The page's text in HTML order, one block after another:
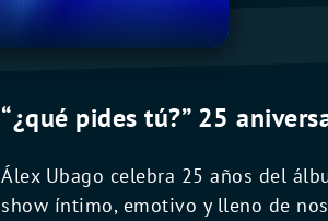
“¿qué pides tú?” 25
Álex Ubago celebra 25 años del
show íntimo, emotivo y lleno de